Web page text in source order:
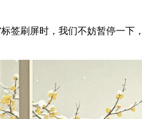
签刷屏时，我们不妨暂停一